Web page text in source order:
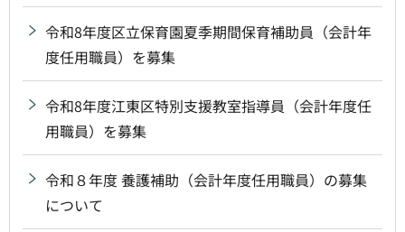
令和8年度区立保育園夏季期間保育補助員（会計年
度任用職員）を募集
令和8年度江東区特別支援教室指導員（会計年度任
用職員）を募集
令和８年度 養護補助（会計年度任用職員）の募集
について